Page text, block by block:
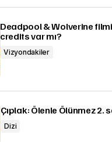
Deadpool & Wolverine
credits var mı?
Vizyondakiler
Çıplak: Ölenle Ölünmez 2.
Dizi